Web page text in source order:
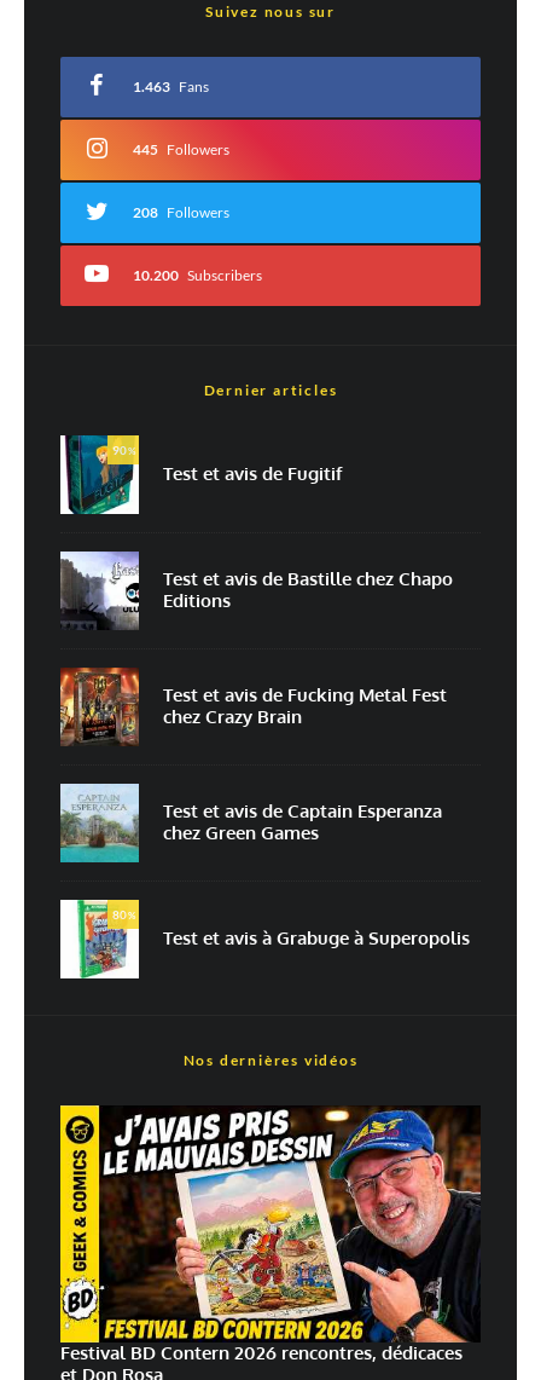
*
Commentaire*
*
Enregistrer mon nom, mon e-mail et mon site dans le navigateur pour
mon prochain commentaire.
Prévenez-moi de tous les nouveaux commentaires par e-mail.
Prévenez-moi de tous les nouveaux articles par e-mail.
traitées
Suivez nous sur
1.463 Fans
445 Followers
208 Followers
10.200 Subscribers
Dernier articles
90%
Test et avis de Fugitif
Test et avis de Bastille chez Chapo
Editions
Test et avis de Fucking Metal Fest
chez Crazy Brain
Test et avis de Captain Esperanza
chez Green Games
80%
Test et avis à Grabuge à Superopolis
Nos dernières vidéos
Festival BD Contern 2026 rencontres, dédicaces
et Don Rosa